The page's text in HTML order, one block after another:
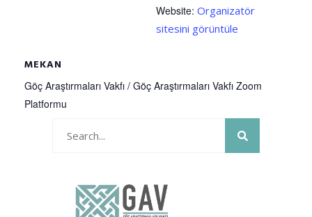
Website: Organizatör
sitesini görüntüle
MEKAN
Göç Araştırmaları Vakfı / Göç Araştırmaları Vakfı Zoom
Platformu